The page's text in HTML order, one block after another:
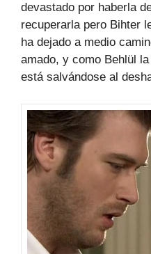
devastado por haberla
recuperarla pero Bihter
ha dejado a medio
amado, y como Behlül
está salvándose al